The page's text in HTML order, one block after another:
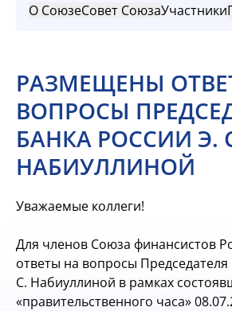
О СоюзеСовет СоюзаУчастники
РАЗМЕЩЕНЫ
ВОПРОСЫ
БАНКА РОССИИ Э.
НАБИУЛЛИНОЙ
Уважаемые коллеги!
Для членов Союза финансистов
ответы на вопросы Председателя
С. Набиуллиной в рамках
«правительственного часа»